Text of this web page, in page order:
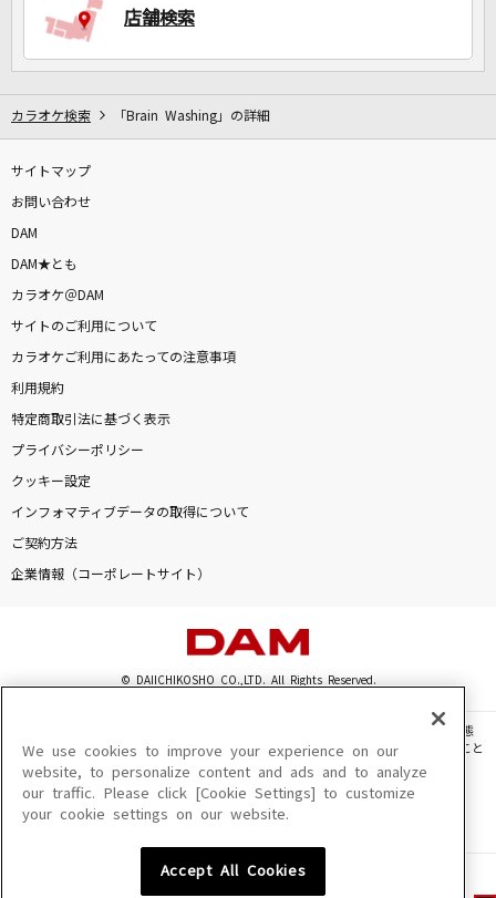
店舗検索
カラオケ検索 「Brain Washing」の詳細
サイトマップ
お問い合わせ
DAM
DAM★とも
カラオケ＠DAM
サイトのご利用について
カラオケご利用にあたっての注意事項
利用規約
特定商取引法に基づく表示
プライバシーポリシー
クッキー設定
インフォマティブデータの取得について
ご契約方法
企業情報（コーポレートサイト）
© DAIICHIKOSHO CO.,LTD. All Rights Reserved.
このサイトに掲載されている一切の文章・画像・写真・動画・音声等を、手段や形態
を問わず、著作権法の定める範囲を超えて無断で複製、転載、ファイル化などすること
を禁じます。
楽曲及びコンテンツは、機種によりご利用いただけない場合があります。
楽曲及びコンテンツの配信日、配信内容が変更になる場合があります。
We use cookies to improve your experience on our
website, to personalize content and ads and to analyze
our traffic. Please click [Cookie Settings] to customize
your cookie settings on our website.
Accept All Cookies